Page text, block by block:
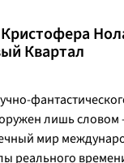
Квартал
лишь словом
мир
реального